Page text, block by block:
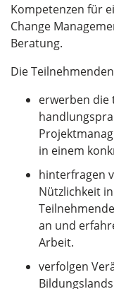
Kompetenzen für
Change
Beratung.
Die Teilnehmenden
erwerben die
in einem
hinterfragen
Nützlichkeit
an und
Arbeit.
verfolgen